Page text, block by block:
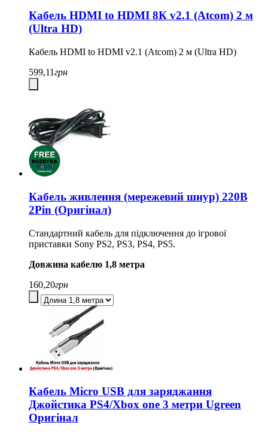
Кабель HDMI to HDMI 8К v2.1 (Atcom) 2 м
(Ultra HD)
Кабель HDMI to HDMI v2.1 (Atcom) 2 м (Ultra HD)
599,11грн
Кабель живлення (мережевий шнур) 220В
2Pin (Оригінал)
Стандартний кабель для підключення до ігрової
приставки Sony PS2, PS3, PS4, PS5.
Довжина кабелю 1,8 метра
160,20грн
Кабель Micro USB для заряджання
Джойстика PS4/Xbox one 3 метри Ugreen
Оригінал